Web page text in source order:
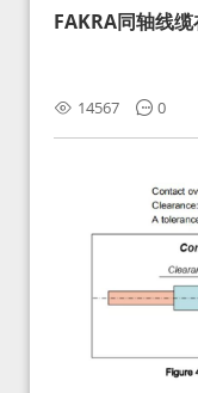
FAKRA同轴线
14567 0